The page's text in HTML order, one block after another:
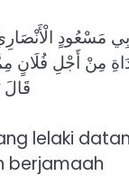
مَسْعُودٍ
مِنْ أَجْلِ فُلَانٍ
قَالَ
lelaki